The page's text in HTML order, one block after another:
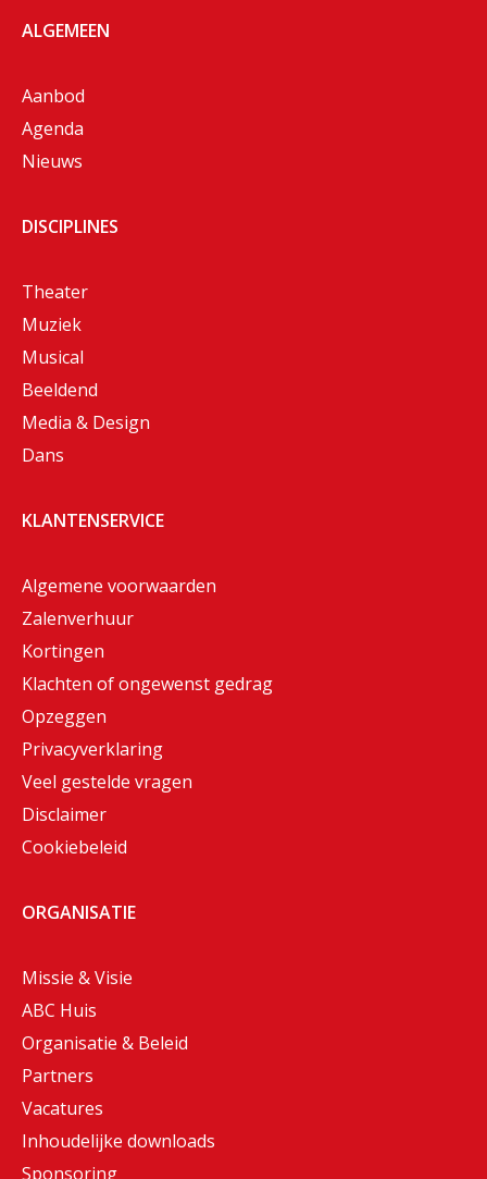
ALGEMEEN
Aanbod
Agenda
Nieuws
DISCIPLINES
Theater
Muziek
Musical
Beeldend
Media & Design
Dans
KLANTENSERVICE
Algemene voorwaarden
Zalenverhuur
Kortingen
Klachten of ongewenst gedrag
Opzeggen
Privacyverklaring
Veel gestelde vragen
Disclaimer
Cookiebeleid
ORGANISATIE
Missie & Visie
ABC Huis
Organisatie & Beleid
Partners
Vacatures
Inhoudelijke downloads
Sponsoring